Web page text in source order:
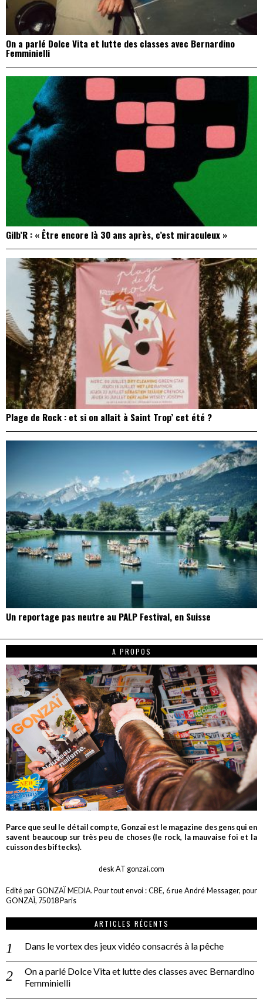
On a parlé Dolce Vita et lutte des classes avec Bernardino
Femminielli
Gilb’R : « Être encore là 30 ans après, c’est miraculeux »
Plage de Rock : et si on allait à Saint Trop’ cet été ?
Un reportage pas neutre au PALP Festival, en Suisse
A PROPOS
Parce que seul le détail compte, Gonzaï est le magazine des gens qui en
savent beaucoup sur très peu de choses (le rock, la mauvaise foi et la
cuisson des biftecks).
desk AT gonzai.com
Edité par GONZAÏ MEDIA. Pour tout envoi : CBE, 6 rue André Messager, pour
GONZAÏ, 75018 Paris
ARTICLES RÉCENTS
Dans le vortex des jeux vidéo consacrés à la pêche
On a parlé Dolce Vita et lutte des classes avec Bernardino
Femminielli